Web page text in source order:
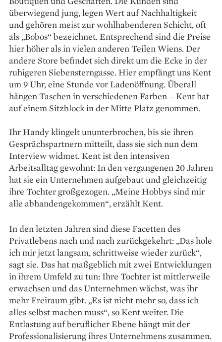
überwiegend jung, legen Wert auf Nachhaltigkeit
und gehören meist zur wohlhabenderen Schicht, oft
als „Bobos“ bezeichnet. Entsprechend sind die Preise
hier höher als in vielen anderen Teilen Wiens. Der
andere Store befindet sich direkt um die Ecke in der
ruhigeren Siebensterngasse. Hier empfängt uns Kent
um 9 Uhr, eine Stunde vor Ladenöffnung. Überall
hängen Taschen in verschiedenen Farben – Kent hat
auf einem Sitzblock in der Mitte Platz genommen.
Ihr Handy klingelt ununterbrochen, bis sie ihren
Gesprächspartnern mitteilt, dass sie sich nun dem
Interview widmet. Kent ist den intensiven
Arbeitsalltag gewohnt: In den vergangenen 20 Jahren
hat sie ein Unternehmen aufgebaut und gleichzeitig
ihre Tochter großgezogen. „Meine Hobbys sind mir
alle abhandengekommen“, erzählt Kent.
In den letzten Jahren sind diese Facetten des
Privatlebens nach und nach zurückgekehrt: „Das hole
ich mir jetzt langsam, schrittweise wieder zurück“,
sagt sie. Das hat maßgeblich mit zwei Entwicklungen
in ihrem Umfeld zu tun: Ihre Tochter ist mittlerweile
erwachsen und das Unternehmen wächst, was ihr
mehr Freiraum gibt. „Es ist nicht mehr so, dass ich
alles selbst machen muss“, so Kent weiter. Die
Entlastung auf beruflicher Ebene hängt mit der
Professionalisierung ihres Unternehmens zusammen.